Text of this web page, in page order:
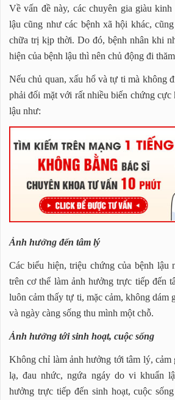
Về vấn đề này, các chuyên gia giàu
lậu cũng như các bệnh xã hội khác,
chữa trị kịp thời. Do đó, bệnh nhân khi
hiện của bệnh lậu thì nên chủ động đi
Nếu chủ quan, xấu hổ và tự ti mà không
phải đối mặt với rất nhiều biến chứng cực
lậu như:
Ảnh hưởng đến tâm lý
Các biểu hiện, triệu chứng của bệnh lậu
trên cơ thể làm ảnh hưởng trực tiếp đến
luôn cảm thấy tự ti, mặc cảm, không dám
và ngày càng sống thu mình một chỗ.
Ảnh hưởng tới sinh hoạt, cuộc sống
Không chỉ làm ảnh hưởng tới tâm lý, cảm
lạ, đau nhức, ngứa ngáy do vi khuẩn
hưởng trực tiếp đến sinh hoạt, cuộc